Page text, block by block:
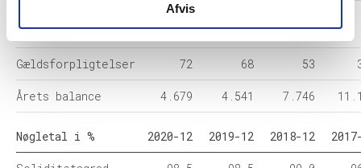
Afvis
forpligtelser
- 0 22
Gældsforpligtelser 72 68 53
Årets balance 4.679 4.541 7.746
Nøgletal i % 2020-12 2019-12 2018-12